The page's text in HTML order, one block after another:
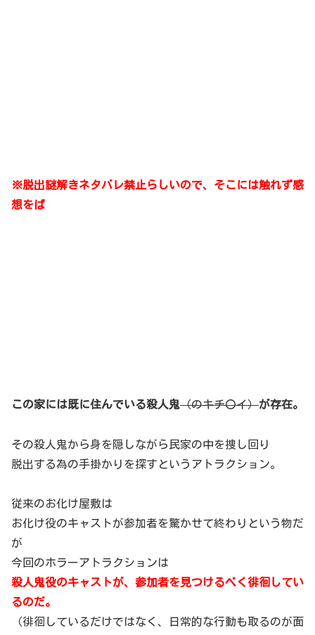
※脱出謎解きネタバレ禁止らしいので、そこには触れず感
想をば
この家には既に住んでいる殺人鬼（のキチ〇イ）が存在。
その殺人鬼から身を隠しながら民家の中を捜し回り
脱出する為の手掛かりを探すというアトラクション。
従来のお化け屋敷は
お化け役のキャストが参加者を驚かせて終わりという物だ
が
今回のホラーアトラクションは
殺人鬼役のキャストが、参加者を見つけるべく徘徊してい
るのだ。
（徘徊しているだけではなく、日常的な行動も取るのが面